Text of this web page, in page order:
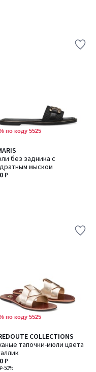
по коду 5525
без задника с
мыском
₽
по коду 5525
COLLECTIONS
тапочки-мюли цвета
-50%
₽